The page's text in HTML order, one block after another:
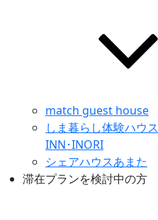
match guest house
しま暮らし体験ハウス
INN･INORI
シェアハウスあまた
滞在プランを検討中の方